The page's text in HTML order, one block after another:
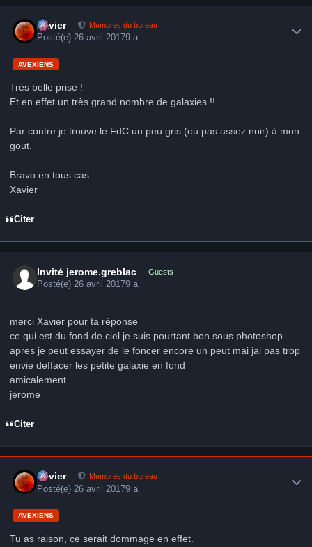
Xavier Membres du bureau
Posté(e)26 avril 20179 a
AVEXIENS
Très belle prise !
Et en effet un très grand nombre de galaxies !!
Par contre je trouve le FdC un peu gris (ou pas assez noir) à mon
gout.
Bravo en tous cas
Xavier
Citer
Invité jerome.greblac Guests
Posté(e)26 avril 20179 a
merci Xavier pour ta réponse
ce qui est du fond de ciel je suis pourtant bon sous photoshop
apres je peut essayer de le foncer encore un peut mai jai pas trop
envie deffacer les petite galaxie en fond
amicalement
jerome
Citer
Xavier Membres du bureau
Posté(e) 26 avril 20179 a
AVEXIENS
Tu as raison, ce serait dommage en effet.